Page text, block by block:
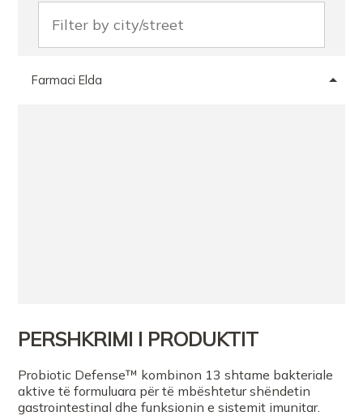
Farmaci Elda
PERSHKRIMI I PRODUKTIT
Probiotic Defense™ kombinon 13 shtame bakteriale
aktive të formuluara për të mbështetur shëndetin
gastrointestinal dhe funksionin e sistemit imunitar.